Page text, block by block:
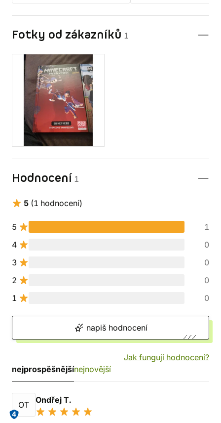
Fotky od zákazníků 1
Hodnocení 1
5 (1 hodnocení)
5
1
4
0
3
0
2
0
1
0
napiš hodnocení
Jak fungují hodnocení?
nejprospěšnějšínejnovější
OT
4
Ondřej T.